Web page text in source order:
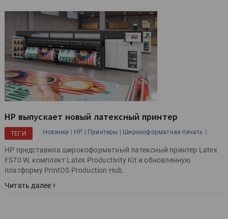
HP выпускает новый латексный принтер
ТЕГИ Новинки | HP | Принтеры | Широкоформатная печать |
HP представила широкоформатный латексный принтер Latex
FS70 W, комплект Latex Productivity Kit и обновленную
платформу PrintOS Production Hub.
Читать далее